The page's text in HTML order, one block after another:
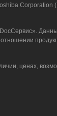
Toshiba
ценах,